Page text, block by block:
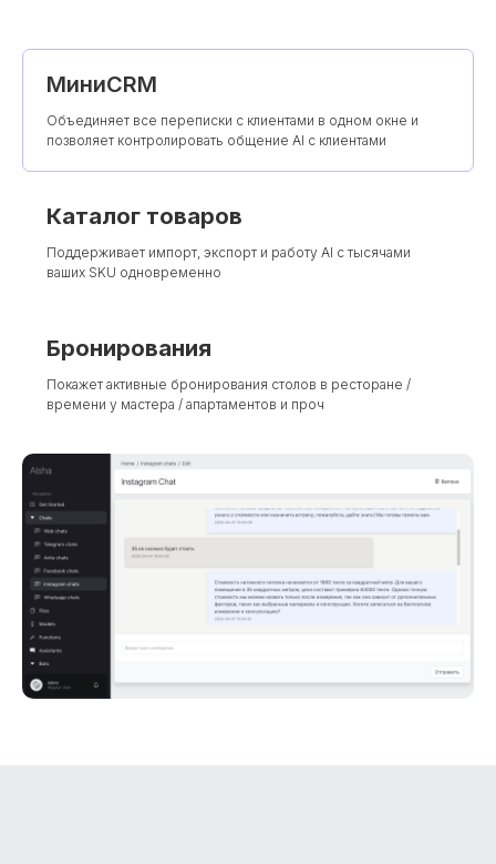
МиниCRM
Объединяет все переписки с клиентами в одном окне и
позволяет контролировать общение AI с клиентами
Каталог товаров
Поддерживает импорт, экспорт и работу AI с тысячами
ваших SKU одновременно
Бронирования
Покажет активные бронирования столов в ресторане /
времени у мастера / апартаментов и проч